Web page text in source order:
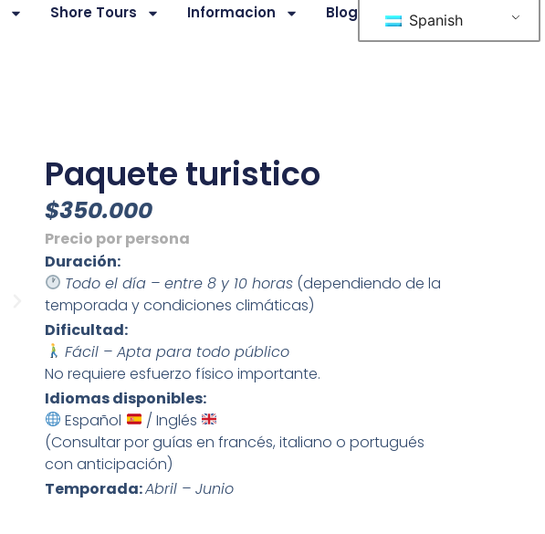
Spanish
Shore Tours Informacion Blog
Paquete turistico
Precio por persona
$350.000
Duración:
Todo el día – entre 8 y 10 horas (dependiendo de la
temporada y condiciones climáticas)
Dificultad:
Fácil – Apta para todo público
No requiere esfuerzo físico importante.
Idiomas disponibles:
Español
/ Inglés
(Consultar por guías en francés, italiano o portugués
con anticipación)
Temporada:Abril – Junio